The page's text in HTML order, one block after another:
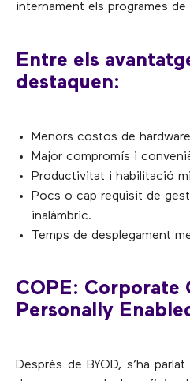
internament els programes de
Entre els
destaquen:
Menors costos de
Major compromís i
Productivitat i habilitació
Pocs o cap requisit de
inalàmbric.
Temps de desplegament
COPE: Corporate
Personally
Després de BYOD, s’ha